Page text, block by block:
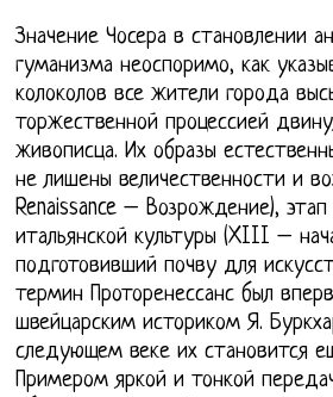
Значение Чосера в становлении
гуманизма неоспоримо, как
колоколов все жители города
торжественной процессией
живописца. Их образы
не лишены величественности и
Renaissance – Возрождение),
итальянской культуры (XIII –
подготовивший почву для
термин Проторенессанс был
швейцарским историком Я.
следующем веке их становится
Примером яркой и тонкой